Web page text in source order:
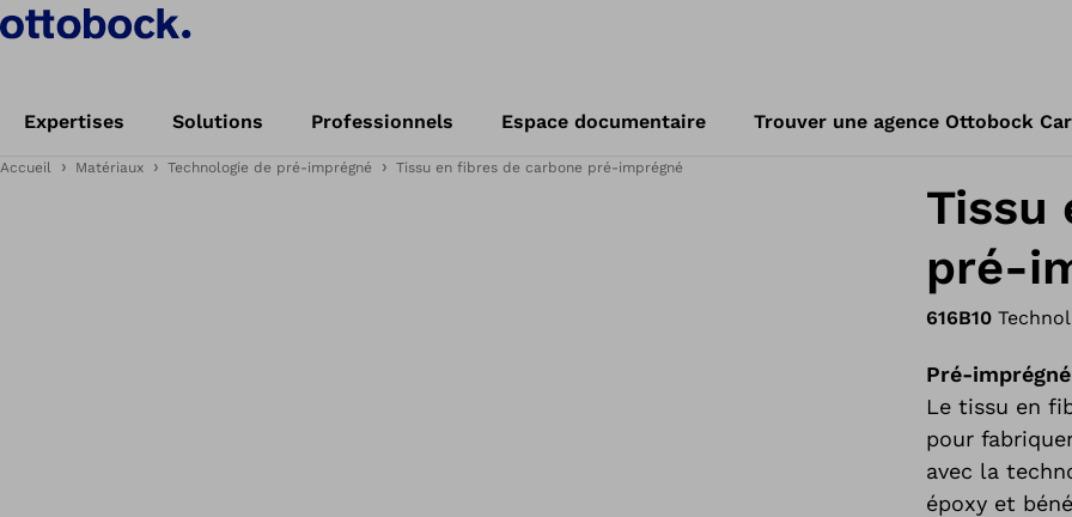
Expertises Solutions Professionnels Espace documentaire Trouver une agence Ottobock
Accueil Matériaux Technologie de pré-imprégné Tissu en fibres de carbone pré-imprégné
Tissu
pré-
616B10
Pré-
Le tissu en
pour
avec la
époxy et